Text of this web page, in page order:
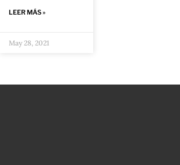
LEER MÁS »
May 28, 2021